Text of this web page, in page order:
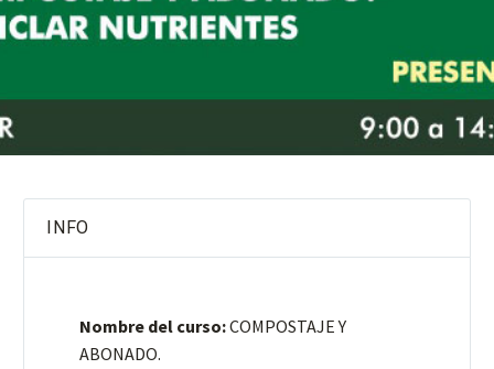
INFO
Nombre del curso:COMPOSTAJE Y
ABONADO.